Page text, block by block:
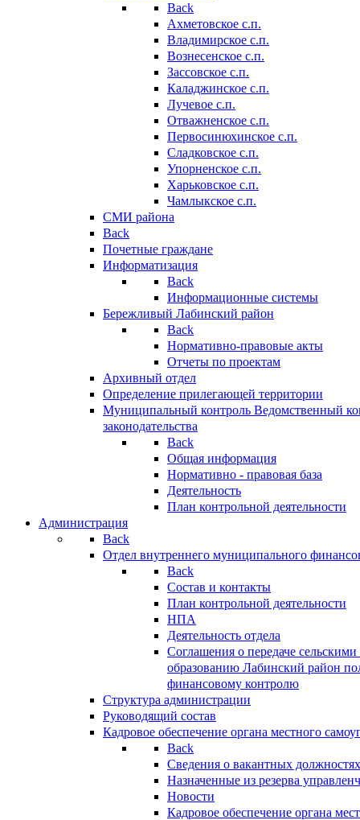
Back
Ахметовское с.п.
Владимирское с.п.
Вознесенское с.п.
Зассовское с.п.
Каладжинское с.п.
Лучевое с.п.
Отважненское с.п.
Первосинюхинское с.п.
Сладковское с.п.
Упорненское с.п.
Харьковское с.п.
Чамлыкское с.п.
СМИ района
Back
Почетные граждане
Информатизация
Back
Информационные системы
Бережливый Лабинский район
Back
Нормативно-правовые акты
Отчеты по проектам
Архивный отдел
Определение прилегающей территории
Муниципальный контроль Ведомственный
законодательства
Back
Общая информация
Нормативно - правовая база
Деятельность
План контрольной деятельности
Администрация
Back
Отдел внутреннего муниципального
Back
Состав и контакты
План контрольной деятельности
НПА
Деятельность отдела
Соглашения о передаче
образованию Лабинский район
финансовому контролю
Структура администрации
Руководящий состав
Кадровое обеспечение органа местного
Back
Сведения о вакантных
Назначенные из резерва
Новости
Кадровое обеспечение органа